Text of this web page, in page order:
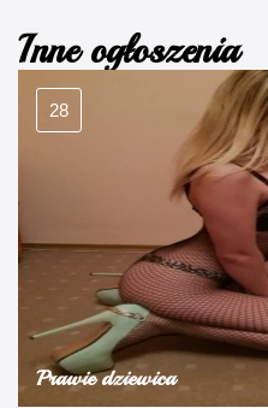
Inne ogłoszenia
28
Prawie dziewica